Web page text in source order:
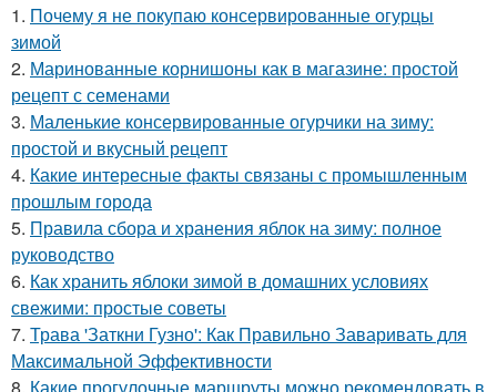
1. Почему я не покупаю консервированные огурцы
зимой
2. Маринованные корнишоны как в магазине: простой
рецепт с семенами
3. Маленькие консервированные огурчики на зиму:
простой и вкусный рецепт
4. Какие интересные факты связаны с промышленным
прошлым города
5. Правила сбора и хранения яблок на зиму: полное
руководство
6. Как хранить яблоки зимой в домашних условиях
свежими: простые советы
7. Трава 'Заткни Гузно': Как Правильно Заваривать для
Максимальной Эффективности
8. Какие прогулочные маршруты можно рекомендовать в